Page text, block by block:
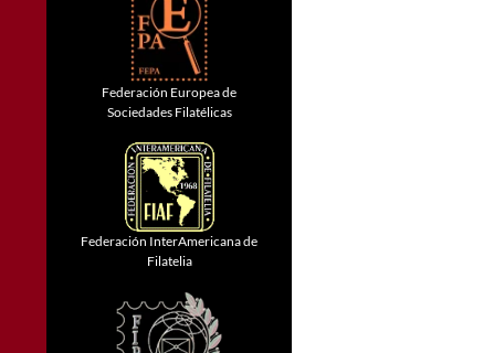
Federación Europea de
Sociedades Filatélicas
Federación InterAmericana de
Filatelia